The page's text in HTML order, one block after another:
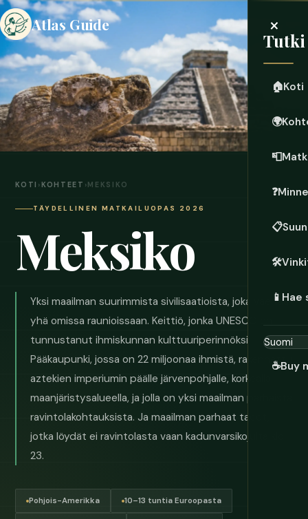
Atlas Guide ×
Tutki
🏠Koti
🌍
📮
❓
📋
🛠️
📱 Hae
☕Buy
KOTI ›KOHTEET ›MEKSIKO
TÄYDELLINEN MATKAILUOPAS 2026
Meksiko
Yksi maailman suurimmista sivilisaatioista, joka vaeltaa
yhä omissa raunioissaan. Keittiö, jonka UNESCO on
tunnustanut ihmiskunnan kulttuuriperinnöksi.
Pääkaupunki, jossa on 22 miljoonaa ihmistä, rakennettu
aztekien imperiumin päälle järvenpohjalle, korkealla,
maanjäristysalueella, ja jolla on yksi maailman parhaista
ravintolakohtauksista. Ja maailman parhaat tacot,
jotka löydät ei ravintolasta vaan kadunvarsikojulta klo
23.
Pohjois-Amerikka 10–13 tuntia Euroopasta